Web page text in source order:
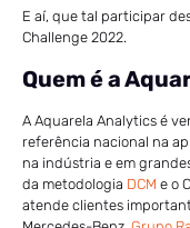
E aí, que tal participar
Challenge 2022.
Quem é a
A Aquarela Analytics é
referência nacional na
na indústria e em
da metodologia DCM e o
atende clientes